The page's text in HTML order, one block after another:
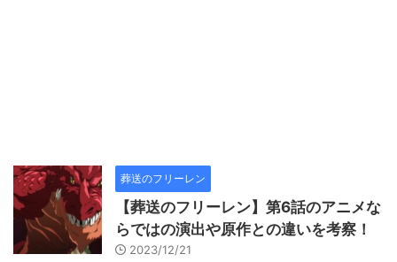
葬送のフリーレン
【葬送のフリーレン】第6話のアニメな
らではの演出や原作との違いを考察！
2023/12/21